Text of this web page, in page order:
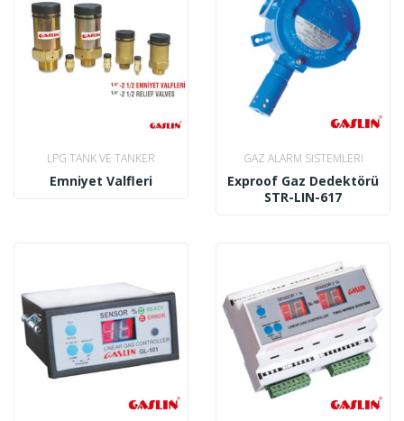
LPG TANK VE TANKER
Emniyet Valfleri
GAZ ALARM SISTEMLERI
Exproof Gaz Dedektörü
STR-LIN-617